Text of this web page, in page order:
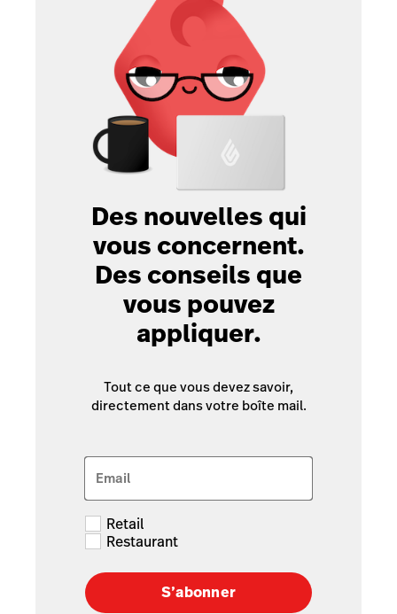
Des nouvelles qui
vous concernent.
Des conseils que
vous pouvez
appliquer.
Tout ce que vous devez savoir,
directement dans votre boîte mail.
Email
Retail
Restaurant
S’abonner